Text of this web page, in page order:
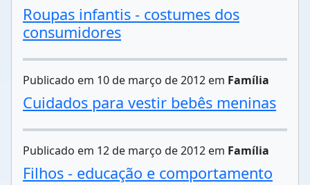
Roupas infantis - costumes dos
consumidores
Publicado em 10 de março de 2012 em Família
Cuidados para vestir bebês meninas
Publicado em 12 de março de 2012 em Família
Filhos - educação e comportamento